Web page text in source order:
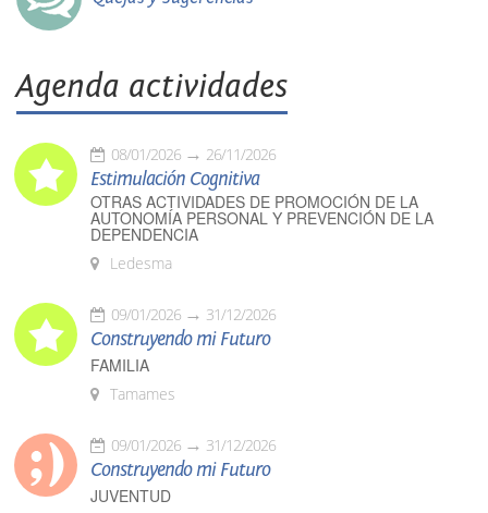
Agenda actividades
08/01/2026 26/11/2026
Estimulación Cognitiva
OTRAS ACTIVIDADES DE PROMOCIÓN DE LA
AUTONOMÍA PERSONAL Y PREVENCIÓN DE LA
DEPENDENCIA
Ledesma
09/01/2026 31/12/2026
Construyendo mi Futuro
FAMILIA
Tamames
09/01/2026 31/12/2026
Construyendo mi Futuro
JUVENTUD